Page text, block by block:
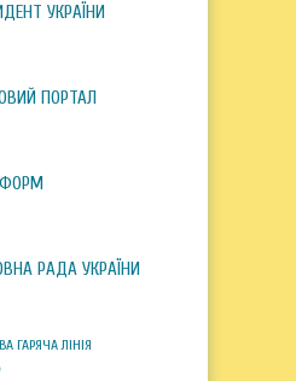
УКРАЇНИ
ПОРТАЛ
РАДА УКРАЇНИ
ГАРЯЧА ЛІНІЯ